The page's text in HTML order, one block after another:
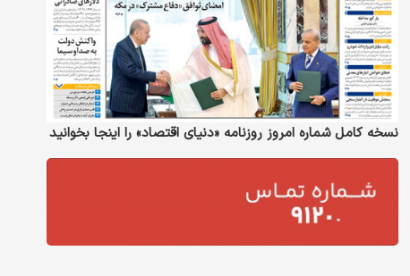
نسخه کامل شماره امروز روزنامه «دنیای‌ اقتصاد» را اینجا بخوانید